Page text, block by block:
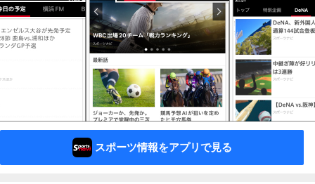
スポーツ情報をアプリで見る